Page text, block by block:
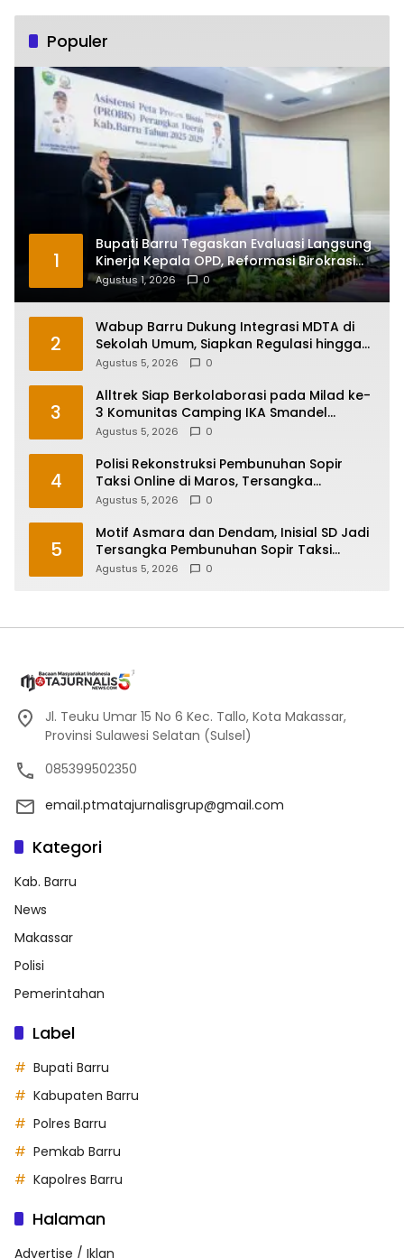
Populer
1
Bupati Barru Tegaskan Evaluasi Langsung
Kinerja Kepala OPD, Reformasi Birokrasi
Jadi Prioritas
Agustus 1, 2026 0
2
Wabup Barru Dukung Integrasi MDTA di
Sekolah Umum, Siapkan Regulasi hingga
Tim Khusus
Agustus 5, 2026 0
3
Alltrek Siap Berkolaborasi pada Milad ke-
3 Komunitas Camping IKA Smandel
Makassar di Malino
Agustus 5, 2026 0
4
Polisi Rekonstruksi Pembunuhan Sopir
Taksi Online di Maros, Tersangka
Peragakan 24 Adegan
Agustus 5, 2026 0
5
Motif Asmara dan Dendam, Inisial SD Jadi
Tersangka Pembunuhan Sopir Taksi
Online di Maros
Agustus 5, 2026 0
Jl. Teuku Umar 15 No 6 Kec. Tallo, Kota Makassar,
Provinsi Sulawesi Selatan (Sulsel)
085399502350
email.ptmatajurnalisgrup@gmail.com
Kategori
Kab. Barru
News
Makassar
Polisi
Pemerintahan
Label
Bupati Barru
Kabupaten Barru
Polres Barru
Pemkab Barru
Kapolres Barru
Halaman
Advertise / Iklan